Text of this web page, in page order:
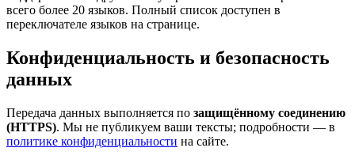
всего более 20 языков. Полный список доступен в
переключателе языков на странице.
Конфиденциальность и безопасность
данных
Передача данных выполняется по защищённому соединению
(HTTPS). Мы не публикуем ваши тексты; подробности — в
политике конфиденциальности на сайте.